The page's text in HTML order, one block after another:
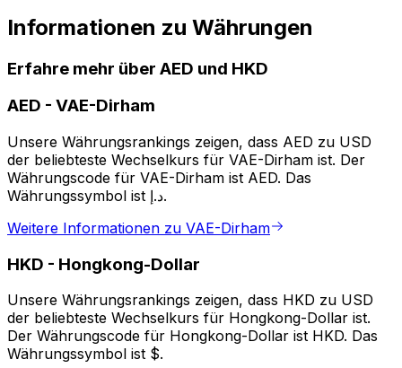
Informationen zu Währungen
Erfahre mehr über AED und HKD
AED - VAE-Dirham
Unsere Währungsrankings zeigen, dass AED zu USD
der beliebteste Wechselkurs für VAE-Dirham ist. Der
Währungscode für VAE-Dirham ist AED. Das
Währungssymbol ist د.إ.
Weitere Informationen zu VAE-Dirham
HKD - Hongkong-Dollar
Unsere Währungsrankings zeigen, dass HKD zu USD
der beliebteste Wechselkurs für Hongkong-Dollar ist.
Der Währungscode für Hongkong-Dollar ist HKD. Das
Währungssymbol ist $.